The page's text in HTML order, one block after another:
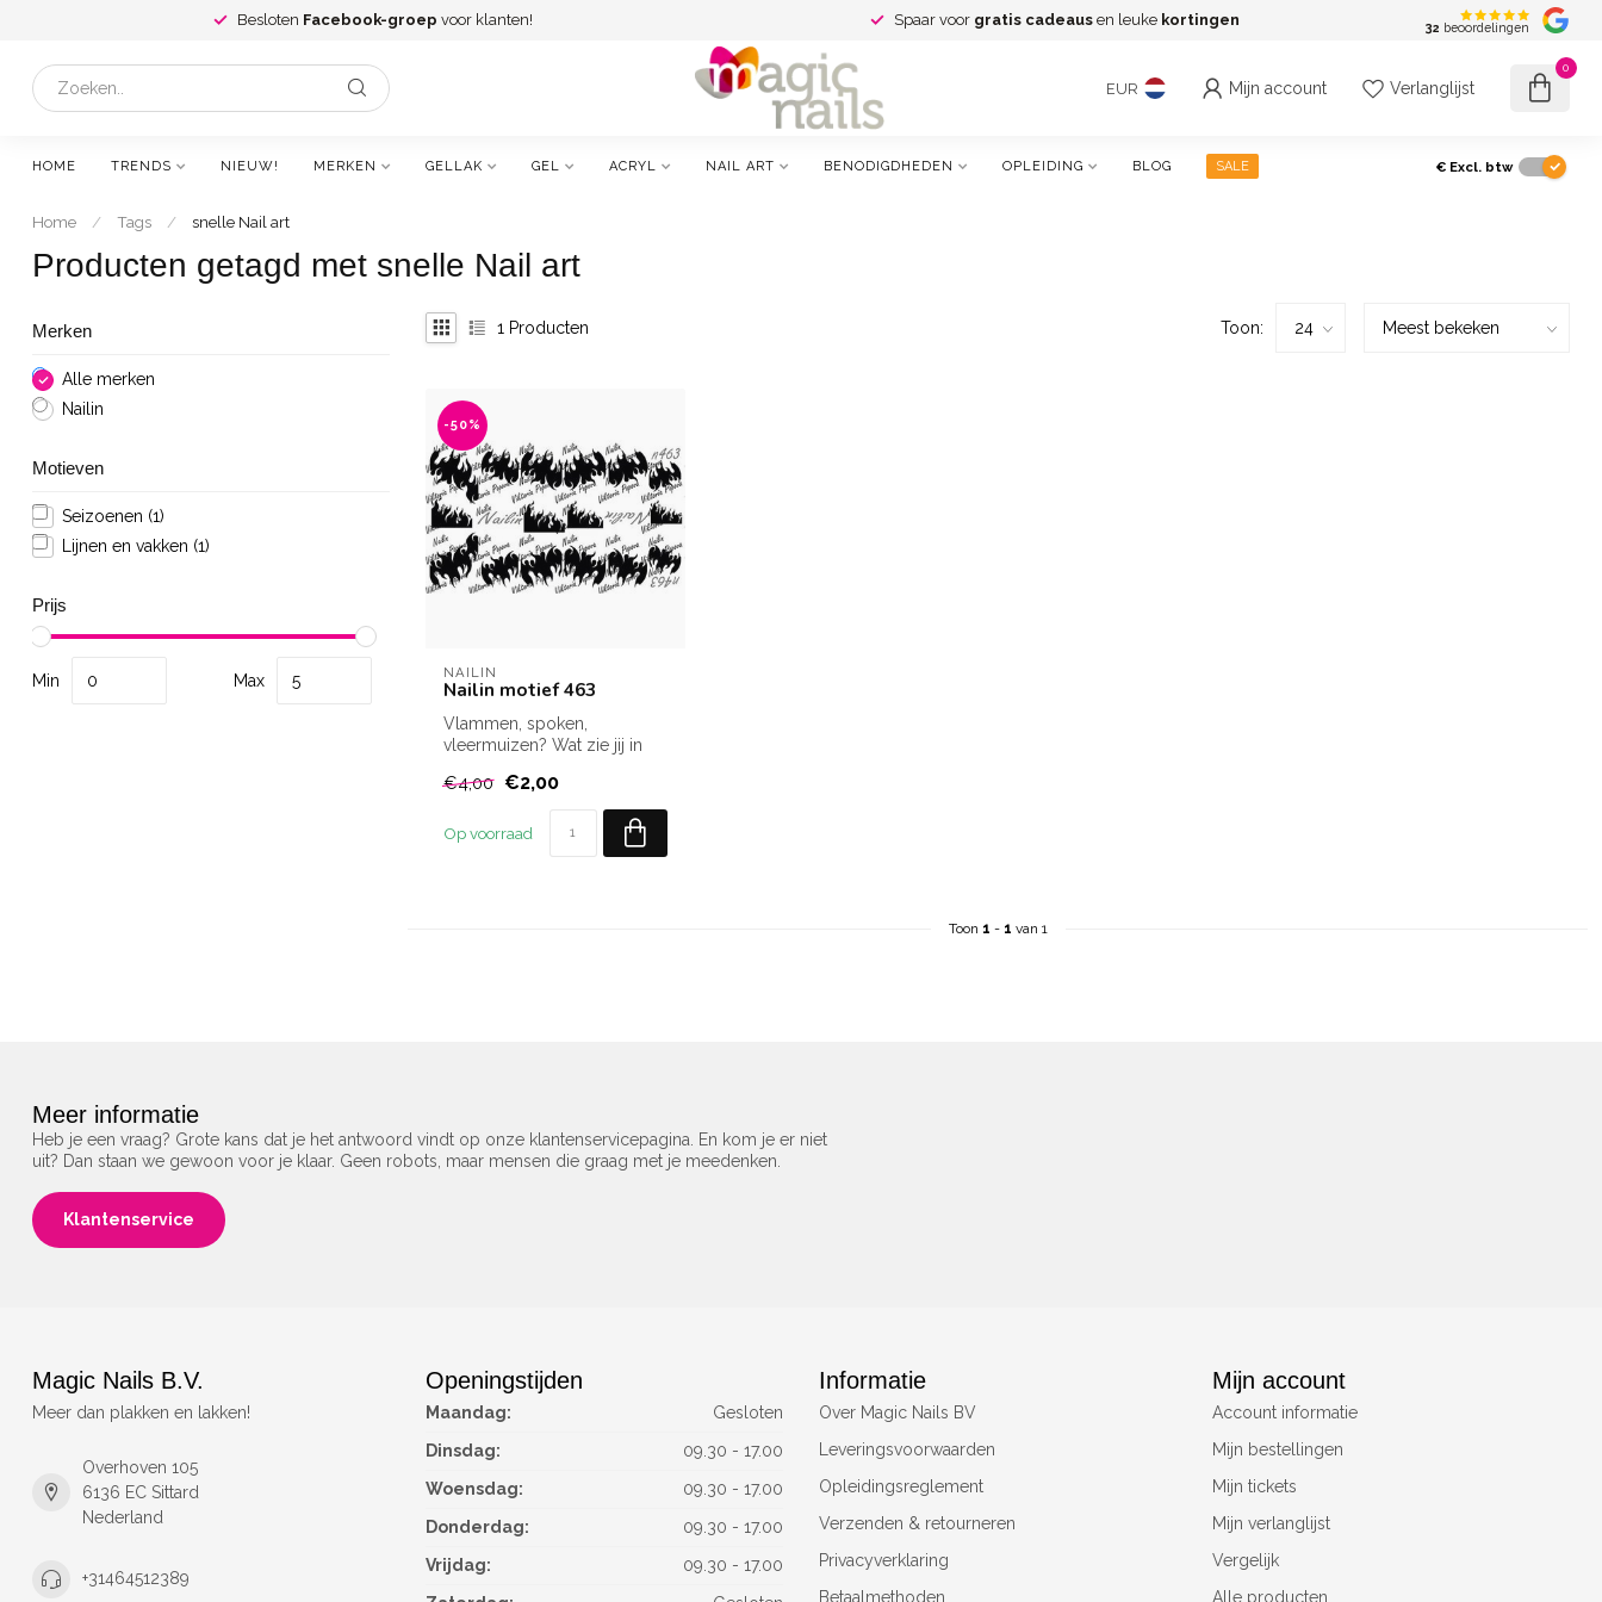
Besloten Facebook-groep voor klanten! Spaar voor gratis cadeaus en leuke kortingen 32 beoordelingen
EUR Mijn account Verlanglijst
0
HOME TRENDS NIEUW! MERKEN GELLAK GEL ACRYL NAIL ART BENODIGDHEDEN OPLEIDING BLOG SALE € Excl. btw
Home / Tags / snelle Nail art
Producten getagd met snelle Nail art
Merken
Alle merken
Nailin
Motieven
Seizoenen (1)
Lijnen en vakken (1)
Prijs
Min Max
1 Producten Toon:
-50%
NAILIN
Nailin motief 463
Vlammen, spoken,
vleermuizen? Wat zie jij in
€4,00 €2,00
Op voorraad
Toon 1 - 1 van 1
Meer informatie
Heb je een vraag? Grote kans dat je het antwoord vindt op onze klantenservicepagina. En kom je er niet
uit? Dan staan we gewoon voor je klaar. Geen robots, maar mensen die graag met je meedenken.
Klantenservice
Magic Nails B.V.
Meer dan plakken en lakken!
Overhoven 105
6136 EC Sittard
Nederland
+31464512389
Openingstijden
Maandag:
Gesloten
Dinsdag:
09.30 - 17.00
Woensdag:
09.30 - 17.00
Donderdag:
09.30 - 17.00
Vrijdag:
09.30 - 17.00
Informatie
Over Magic Nails BV
Leveringsvoorwaarden
Opleidingsreglement
Verzenden & retourneren
Privacyverklaring
Betaalmethoden
Mijn account
Account informatie
Mijn bestellingen
Mijn tickets
Mijn verlanglijst
Vergelijk
Alle producten